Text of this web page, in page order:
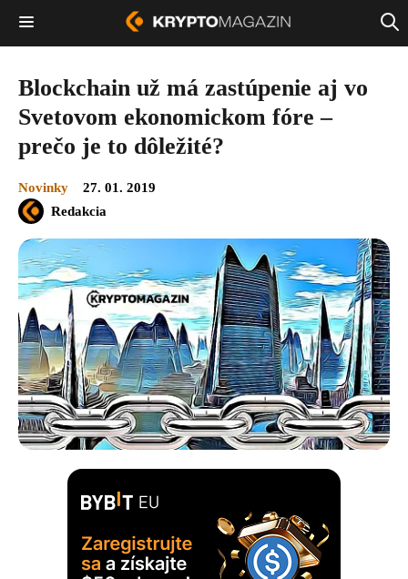
Blockchain už má zastúpenie aj vo
Svetovom ekonomickom fóre –
prečo je to dôležité?
Novinky
27. 01. 2019
Redakcia